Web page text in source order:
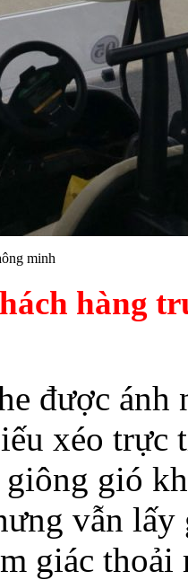
minh
hàng
được
xéo trực
giông gió
vẫn
giác